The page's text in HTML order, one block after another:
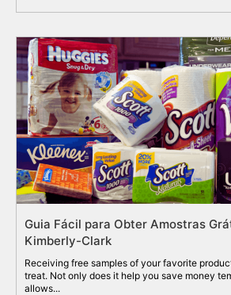
Guia Fácil para Obter Amostras
Kimberly-Clark
Receiving free samples of your favorite
treat. Not only does it help you save money
allows...